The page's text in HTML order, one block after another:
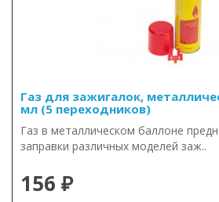
Газ для зажигалок,
мл (5 переходников)
Газ в металлическом баллоне
заправки различных моделей заж..
156 ₽